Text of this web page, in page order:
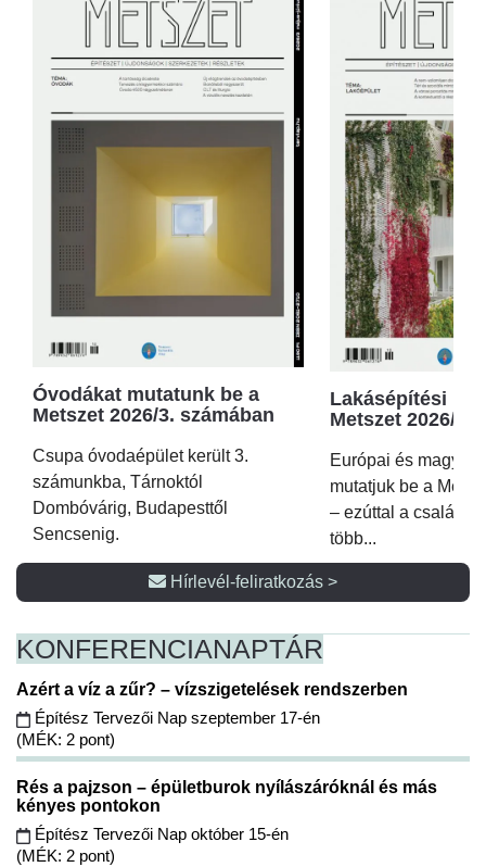
Óvodákat mutatunk be a
Metszet 2026/3. számában
Csupa óvodaépület került 3.
számunkba, Tárnoktól
Dombóvárig, Budapesttől
Sencsenig.
Lakásépítési
Metszet 2026/2.
Európai és magyar
mutatjuk be a
– ezúttal a családi
több...
Hírlevél-feliratkozás >
KONFERENCIANAPTÁR
Azért a víz a zűr? – vízszigetelések rendszerben
Építész Tervezői Nap szeptember 17-én
(MÉK: 2 pont)
Rés a pajzson – épületburok nyílászáróknál és más
kényes pontokon
Építész Tervezői Nap október 15-én
(MÉK: 2 pont)